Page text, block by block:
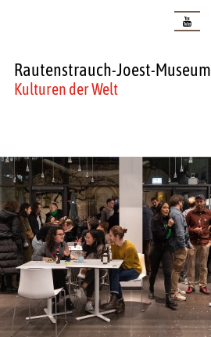
Rautenstrauch-Joest-Museum
Kulturen der Welt